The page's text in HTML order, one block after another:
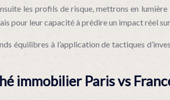
les profils de risque, mettrons en
pour leur capacité à prédire un impact réel
équilibres à l’application de tactiques
immobilier Paris vs